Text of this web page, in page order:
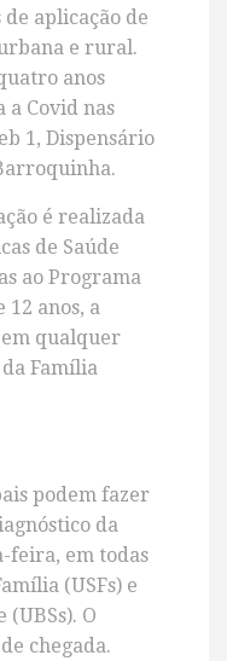
aplicação de
e rural.
anos
a Covid nas
1, Dispensário
é realizada
de Saúde
ao Programa
12 anos, a
qualquer
Família
podem fazer
da
feira, em todas
(USFs) e
(UBSs). O
chegada.